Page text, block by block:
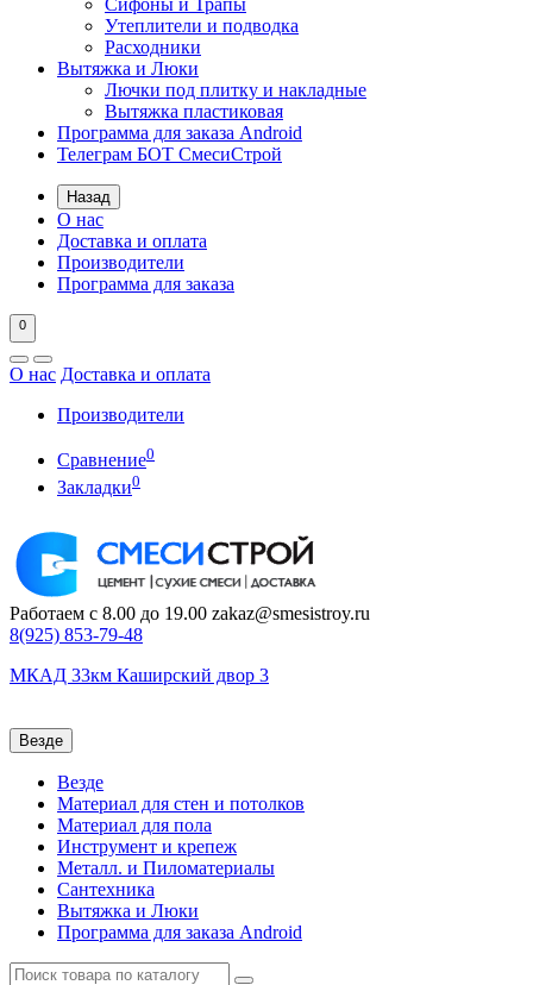
Сифоны и Трапы
Утеплители и подводка
Расходники
Вытяжка и Люки
Лючки под плитку и накладные
Вытяжка пластиковая
Программа для заказа Android
Телеграм БОТ СмесиСтрой
Назад
О нас
Доставка и оплата
Производители
Программа для заказа
0
О нас Доставка и оплата
Производители
Сравнение0
Закладки0
Работаем с 8.00 до 19.00 zakaz@smesistroy.ru
8(925) 853-79-48
МКАД 33км Каширский двор 3
Везде
Везде
Материал для стен и потолков
Материал для пола
Инструмент и крепеж
Металл. и Пиломатериалы
Сантехника
Вытяжка и Люки
Программа для заказа Android